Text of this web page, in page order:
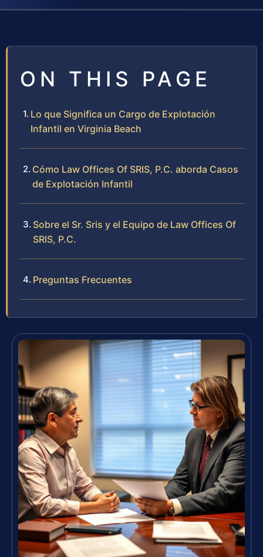
ON THIS PAGE
Lo que Significa un Cargo de Explotación
Infantil en Virginia Beach
Cómo Law Offices Of SRIS, P.C. aborda Casos
de Explotación Infantil
Sobre el Sr. Sris y el Equipo de Law Offices Of
SRIS, P.C.
Preguntas Frecuentes